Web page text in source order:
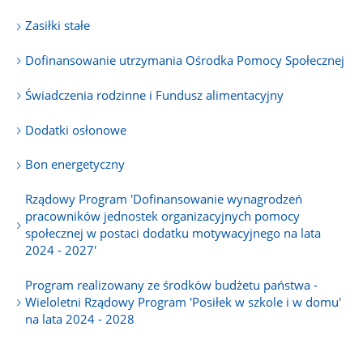
Zasiłki stałe
Dofinansowanie utrzymania Ośrodka Pomocy Społecznej
Świadczenia rodzinne i Fundusz alimentacyjny
Dodatki osłonowe
Bon energetyczny
Rządowy Program 'Dofinansowanie wynagrodzeń
pracowników jednostek organizacyjnych pomocy
społecznej w postaci dodatku motywacyjnego na lata
2024 - 2027'
Program realizowany ze środków budżetu państwa -
Wieloletni Rządowy Program 'Posiłek w szkole i w domu'
na lata 2024 - 2028